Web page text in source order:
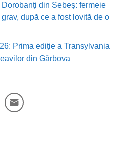
din Sebeș: fermeie
după ce a fost lovită de o
Prima ediție a Transylvania
din Gârbova